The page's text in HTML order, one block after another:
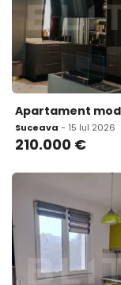
Suceava - 15 Iul 2026
210.000 €